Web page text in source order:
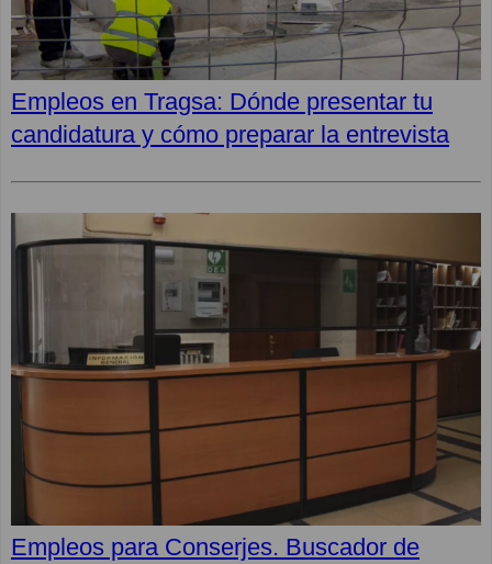
Empleos en Tragsa: Dónde presentar tu
candidatura y cómo preparar la entrevista
Empleos para Conserjes. Buscador de